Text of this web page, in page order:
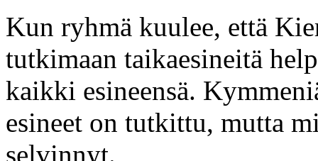
Kun ryhmä kuulee, että
tutkimaan taikaesineitä
kaikki esineensä.
esineet on tutkittu, mutta
selvinnyt.